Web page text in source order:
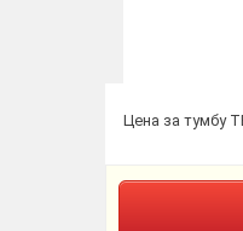
Цена за тумбу